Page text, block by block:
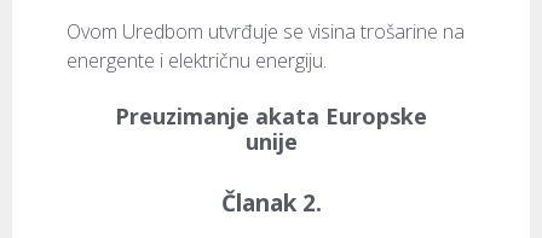
Ovom Uredbom utvrđuje se visina trošarine na
energente i električnu energiju.
Preuzimanje akata Europske
unije
Članak 2.